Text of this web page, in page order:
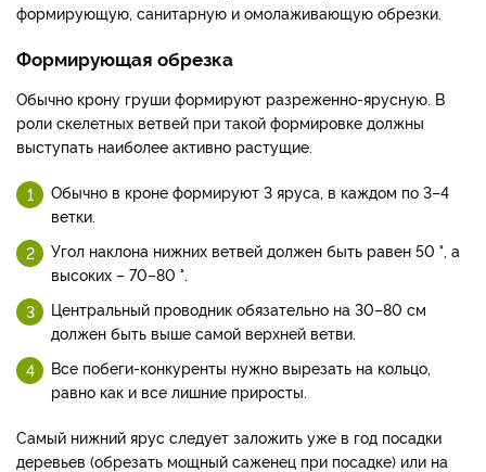
формирующую, санитарную и омолаживающую обрезки.
Формирующая обрезка
Обычно крону груши формируют разреженно-ярусную. В
роли скелетных ветвей при такой формировке должны
выступать наиболее активно растущие.
Обычно в кроне формируют 3 яруса, в каждом по 3–4
ветки.
Угол наклона нижних ветвей должен быть равен 50 °, а
высоких – 70–80 °.
Центральный проводник обязательно на 30–80 см
должен быть выше самой верхней ветви.
Все побеги-конкуренты нужно вырезать на кольцо,
равно как и все лишние приросты.
Самый нижний ярус следует заложить уже в год посадки
деревьев (обрезать мощный саженец при посадке) или на